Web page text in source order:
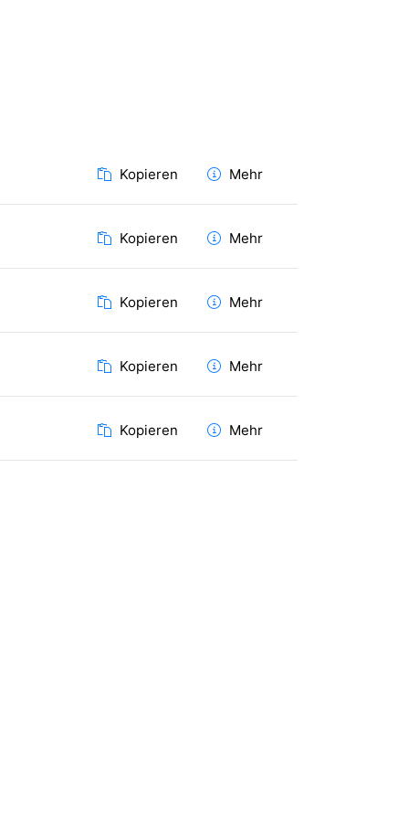
Kopieren Mehr
Kopieren Mehr
Kopieren Mehr
Kopieren Mehr
Kopieren Mehr